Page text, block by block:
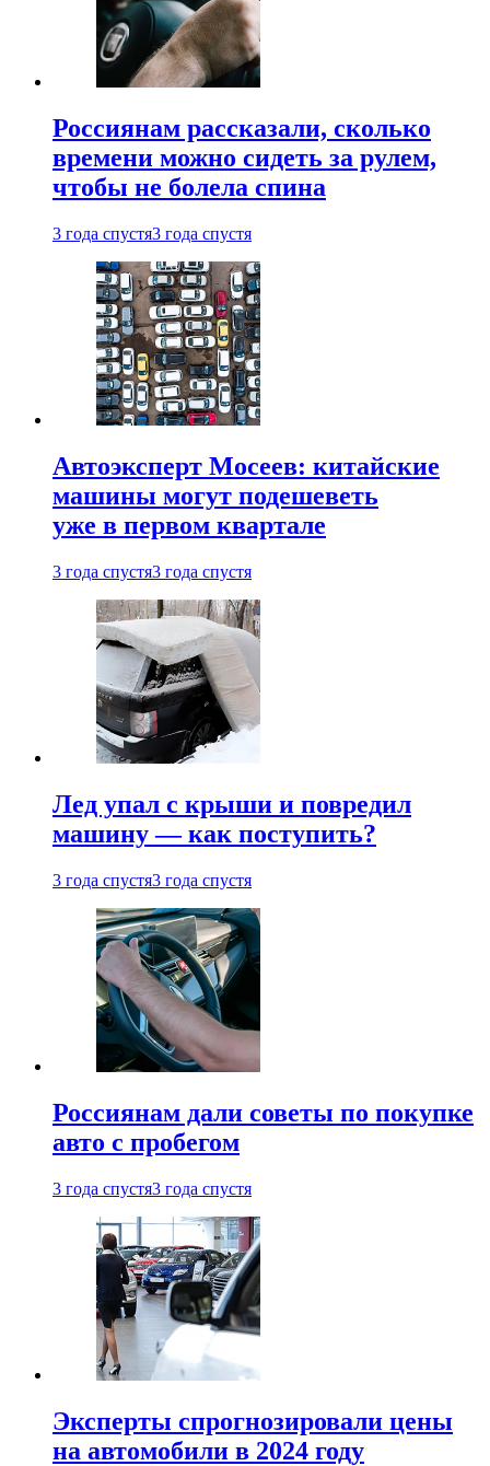
Россиянам рассказали, сколько
времени можно сидеть за рулем,
чтобы не болела спина
3 года спустя3 года спустя
Автоэксперт Мосеев: китайские
машины могут подешеветь
уже в первом квартале
3 года спустя3 года спустя
Лед упал с крыши и повредил
машину — как поступить?
3 года спустя3 года спустя
Россиянам дали советы по покупке
авто с пробегом
3 года спустя3 года спустя
Эксперты спрогнозировали цены
на автомобили в 2024 году